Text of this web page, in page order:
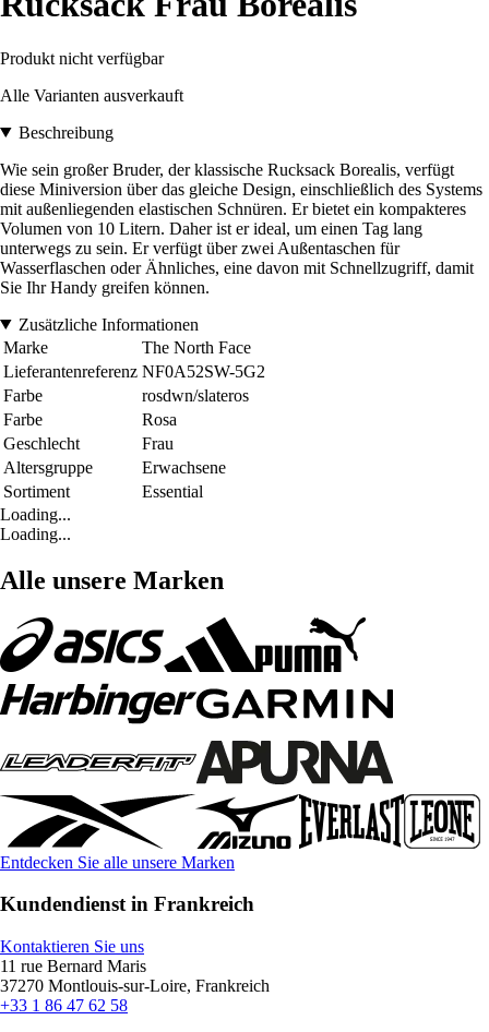
Produkt nicht verfügbar
Alle Varianten ausverkauft
Beschreibung
Wie sein großer Bruder, der klassische Rucksack Borealis, verfügt
diese Miniversion über das gleiche Design, einschließlich des Systems
mit außenliegenden elastischen Schnüren. Er bietet ein kompakteres
Volumen von 10 Litern. Daher ist er ideal, um einen Tag lang
unterwegs zu sein. Er verfügt über zwei Außentaschen für
Wasserflaschen oder Ähnliches, eine davon mit Schnellzugriff, damit
Sie Ihr Handy greifen können.
Zusätzliche Informationen
Marke
The North Face
Lieferantenreferenz NF0A52SW-5G2
Farbe
rosdwn/slateros
Farbe
Rosa
Geschlecht
Frau
Altersgruppe
Erwachsene
Sortiment
Essential
Loading...
Loading...
Alle unsere Marken
Entdecken Sie alle unsere Marken
Kundendienst in Frankreich
Kontaktieren Sie uns
11 rue Bernard Maris
37270 Montlouis-sur-Loire, Frankreich
+33 1 86 47 62 58